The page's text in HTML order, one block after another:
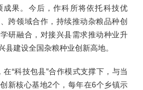
成果。今后，作科所将依托科技优
跨领域合作，持续推动杂粮品种创
研融合，对接兴县需求推动种业升
县建设全国杂粮种业创新高地。
“科技包县”合作模式支撑下，与当
新核心基地2个，每年在6个乡镇示